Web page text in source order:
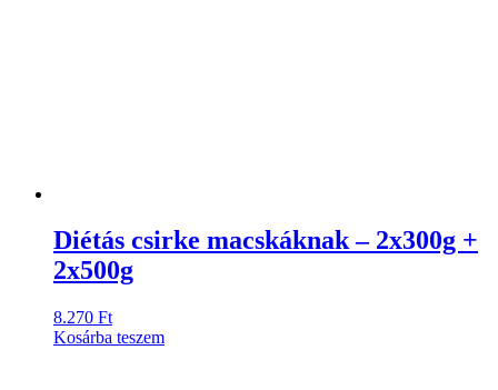
Diétás csirke macskáknak – 2x300g +
2x500g
8.270 Ft
Kosárba teszem